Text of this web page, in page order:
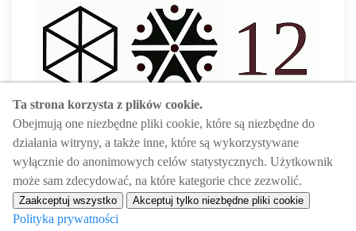
© 2026 • Powered by ProcessWire CMS
Ta strona korzysta z plików cookie.
Obejmują one niezbędne pliki cookie, które są niezbędne do
działania witryny, a także inne, które są wykorzystywane
wyłącznie do anonimowych celów statystycznych. Użytkownik
może sam zdecydować, na które kategorie chce zezwolić.
Zaakceptuj wszystko Akceptuj tylko niezbędne pliki cookie
Polityka prywatności